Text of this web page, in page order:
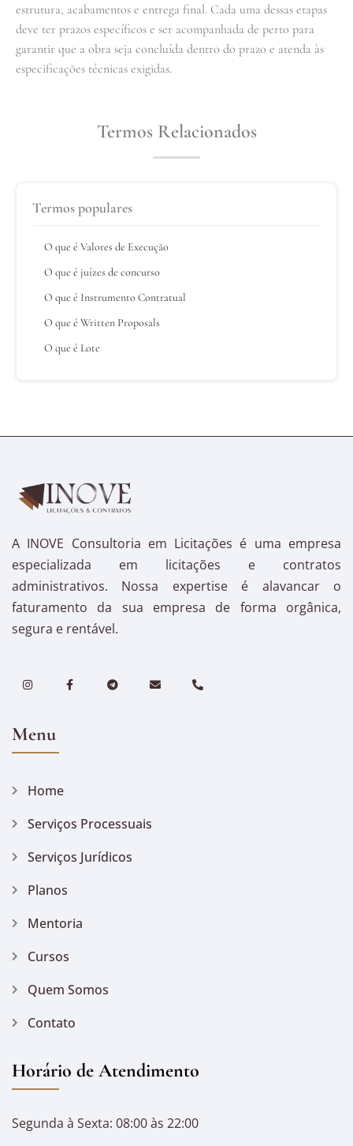
estrutura, acabamentos e entrega final. Cada uma dessas etapas
deve ter prazos específicos e ser acompanhada de perto para
garantir que a obra seja concluída dentro do prazo e atenda às
especificações técnicas exigidas.
Termos Relacionados
Termos populares
O que é Valores de Execução
O que é juízes de concurso
O que é Instrumento Contratual
O que é Written Proposals
O que é Lote
A INOVE Consultoria em Licitações é uma empresa
especializada em licitações e contratos
administrativos. Nossa expertise é alavancar o
faturamento da sua empresa de forma orgânica,
segura e rentável.
Menu
Home
Serviços Processuais
Serviços Jurídicos
Planos
Mentoria
Cursos
Quem Somos
Contato
Horário de Atendimento
Segunda à Sexta: 08:00 às 22:00